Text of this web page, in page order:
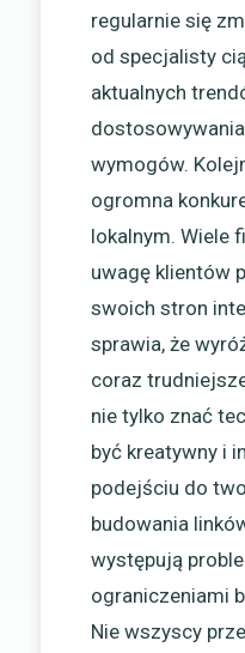
regularnie się
od specjalisty
aktualnych
wymogów.
ogromna
lokalnym. Wiele
uwagę klientów
swoich stron
sprawia, że
coraz
nie tylko znać
być kreatywny i
podejściu do
budowania
występują
ograniczeniami
Nie wszyscy